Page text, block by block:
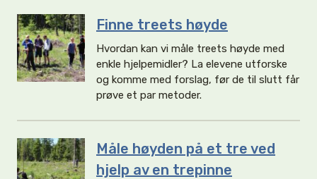
Finne treets høyde
Hvordan kan vi måle treets høyde med
enkle hjelpemidler? La elevene utforske
og komme med forslag, før de til slutt får
prøve et par metoder.
Måle høyden på et tre ved
hjelp av en trepinne